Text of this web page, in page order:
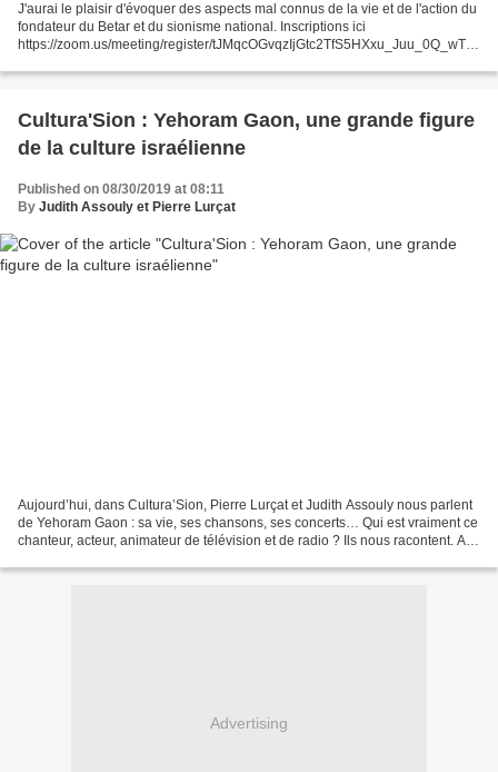
J'aurai le plaisir d'évoquer des aspects mal connus de la vie et de l'action du
fondateur du Betar et du sionisme national. Inscriptions ici
https://zoom.us/meeting/register/tJMqcOGvqzIjGtc2TfS5HXxu_Juu_0Q_wT4
Cultura'Sion : Yehoram Gaon, une grande figure
de la culture israélienne
Published on 08/30/2019 at 08:11
By Judith Assouly et Pierre Lurçat
Aujourd’hui, dans Cultura’Sion, Pierre Lurçat et Judith Assouly nous parlent
de Yehoram Gaon : sa vie, ses chansons, ses concerts… Qui est vraiment ce
chanteur, acteur, animateur de télévision et de radio ? Ils nous racontent. A
Advertising